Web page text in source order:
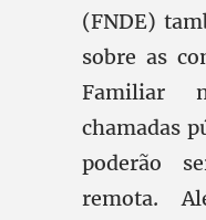
(FNDE)
sobre as
Familiar
chamadas
poderão
remota.